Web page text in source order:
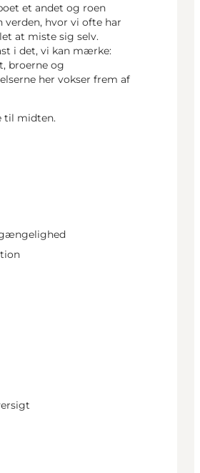
et andet og roen
verden, hvor vi ofte har
at miste sig selv.
i det, vi kan mærke:
broerne og
her vokser frem af
til midten.